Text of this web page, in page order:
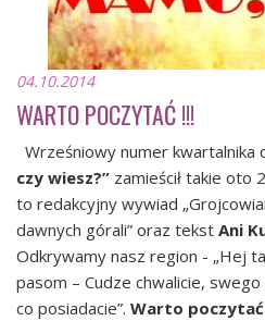
04.10.2014
WARTO POCZYTAĆ !!!
Wrześniowy numer kwartalnika
czy wiesz?” zamieścił takie oto
to redakcyjny wywiad
dawnych górali” oraz tekst Ani
Odkrywamy nasz region - „Hej
pasom – Cudze chwalicie,
co posiadacie”. Warto poczytać